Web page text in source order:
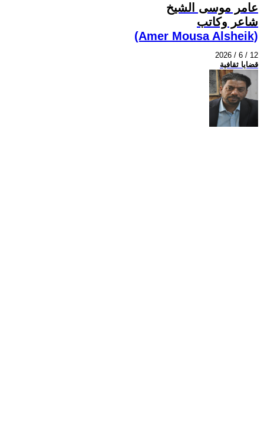
عامر موسى الشيخ
شاعر وكاتب
(Amer Mousa Alsheik)
2026 / 6 / 12
قضايا ثقافية